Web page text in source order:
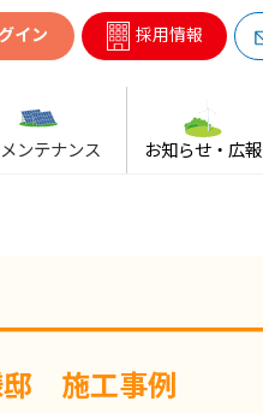
イン 採用情報
ンテナンス お知らせ・広報
邸 施工事例